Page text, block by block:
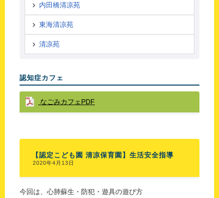
内田橋清凉苑
東海清凉苑
清凉苑
認知症カフェ
なごみカフェPDF
【認定こども園 清凉保育園】生活安全指導
2020年4月13日
今回は、心肺蘇生・防犯・遊具の遊び方